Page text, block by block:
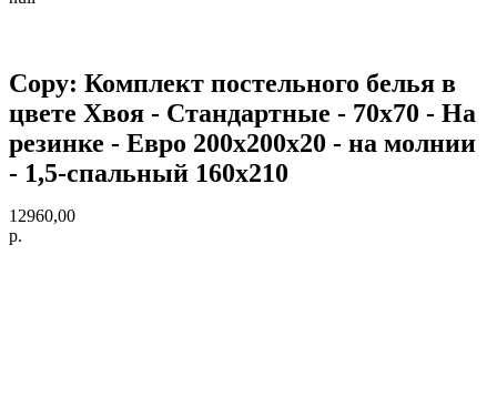
Copy: Комплект постельного белья в
цвете Хвоя - Стандартные - 70х70 - На
резинке - Евро 200х200х20 - на молнии
- 1,5-спальный 160х210
12960,00
р.